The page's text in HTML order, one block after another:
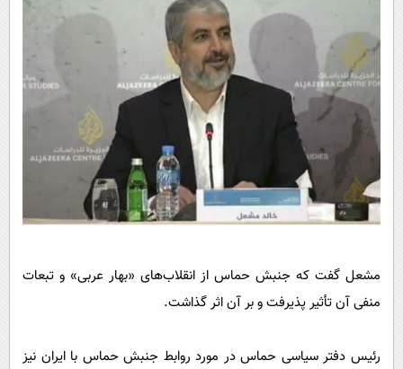
اجتماعی
حیات وحش
سیاست خارجی
مشعل گفت که جنبش حماس از انقلاب‌های «بهار عربی» و تبعات
منفی آن تأثیر پذیرفت و بر آن اثر گذاشت.
رئیس دفتر سیاسی حماس در مورد روابط جنبش حماس با ایران نیز